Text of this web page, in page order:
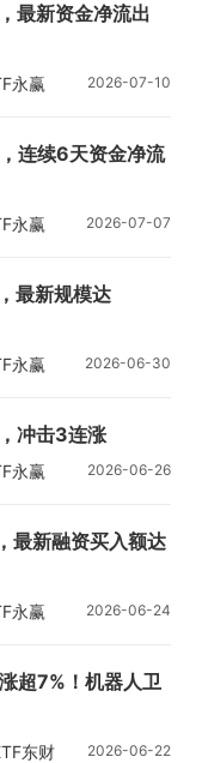
最新资金净流出
永赢 2026-07-10
连续6天资金净流
永赢 2026-07-07
最新规模达
永赢 2026-06-30
冲击3连涨
永赢 2026-06-26
最新融资买入额达
永赢 2026-06-24
超7%！机器人卫
东财
2026-06-22